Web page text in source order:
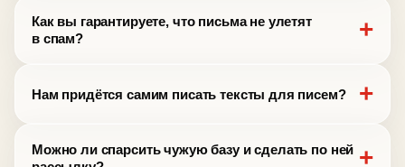
Как вы гарантируете, что письма не улетят
в спам?
Нам придётся самим писать тексты для писем?
Можно ли спарсить чужую базу и сделать по ней